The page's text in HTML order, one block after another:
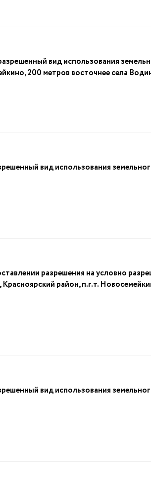
вид использования
200 метров восточнее села
вид использования
разрешения на условно
район, п.г.т.
вид использования